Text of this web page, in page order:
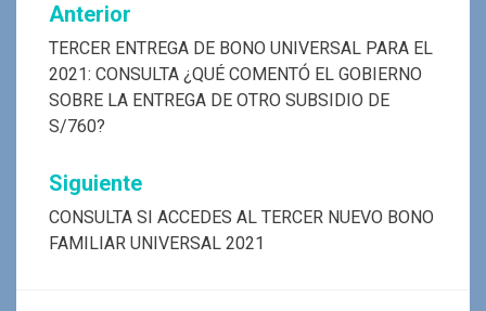
Navegación
de
entradas
Anterior
TERCER ENTREGA DE BONO UNIVERSAL PARA EL
2021: CONSULTA ¿QUÉ COMENTÓ EL GOBIERNO
SOBRE LA ENTREGA DE OTRO SUBSIDIO DE
S/760?
Siguiente
CONSULTA SI ACCEDES AL TERCER NUEVO BONO
FAMILIAR UNIVERSAL 2021